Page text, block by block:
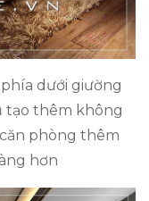
dưới giường
tạo thêm không
phòng thêm
hơn